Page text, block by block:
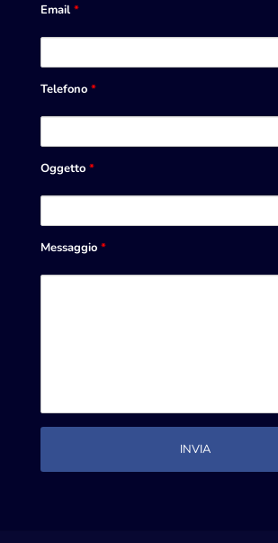
Email *
Telefono *
Oggetto *
Messaggio *